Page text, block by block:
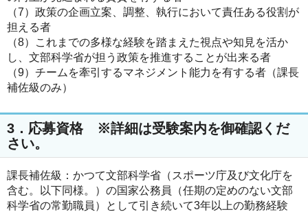
（7）政策の企画立案、調整、執行において責任ある役割が
担える者
（8）これまでの多様な経験を踏まえた視点や知見を活か
し、文部科学省が担う政策を推進することが出来る者
（9）チームを牽引するマネジメント能力を有する者（課長
補佐級のみ）
3．応募資格 ※詳細は受験案内を御確認くだ
さい。
課長補佐級：かつて文部科学省（スポーツ庁及び文化庁を
含む。以下同様。）の国家公務員（任期の定めのない文部
科学省の常勤職員）として引き続いて3年以上の勤務経験